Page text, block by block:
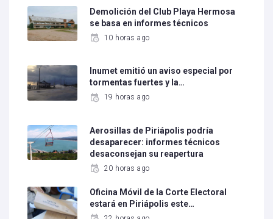
Demolición del Club Playa Hermosa
se basa en informes técnicos
10 horas ago
Inumet emitió un aviso especial por
tormentas fuertes y la…
19 horas ago
Aerosillas de Piriápolis podría
desaparecer: informes técnicos
desaconsejan su reapertura
20 horas ago
Oficina Móvil de la Corte Electoral
estará en Piriápolis este…